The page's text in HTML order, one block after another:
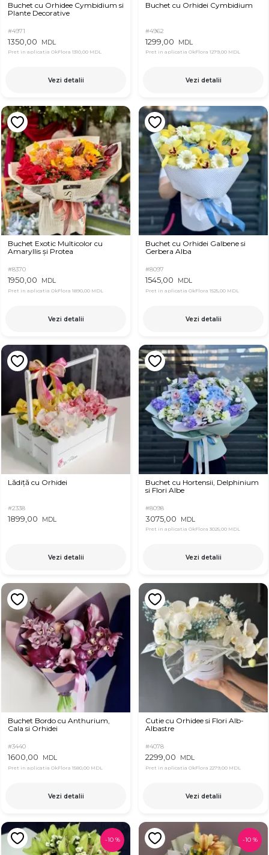
Buchet cu Orhidee Cymbidium si
Plante Decorative
#4971
1350,00 MDL
Pret in aplicatia OkFlora 1310,00 MDL
Vezi detalii
Buchet cu Orhidei Cymbidium
#4962
1299,00 MDL
Pret in aplicatia OkFlora 1279,00 MDL
Vezi detalii
Buchet Exotic Multicolor cu
Amaryllis și Protea
#8370
1950,00 MDL
Pret in aplicatia OkFlora 1890,00 MDL
Vezi detalii
Buchet cu Orhidei Galbene si
Gerbera Alba
#8097
1545,00 MDL
Pret in aplicatia OkFlora 1525,00 MDL
Vezi detalii
Lădiță cu Orhidei
#2338
1899,00 MDL
Vezi detalii
Buchet cu Hortensii, Delphinium
si Flori Albe
#8098
3075,00 MDL
Pret in aplicatia OkFlora 3025,00 MDL
Vezi detalii
Buchet Bordo cu Anthurium,
Cala si Orhidei
#3440
1600,00 MDL
Pret in aplicatia OkFlora 1580,00 MDL
Vezi detalii
Cutie cu Orhidee si Flori Alb-
Albastre
#4078
2299,00 MDL
Pret in aplicatia OkFlora 2279,00 MDL
Vezi detalii
-10% -10%